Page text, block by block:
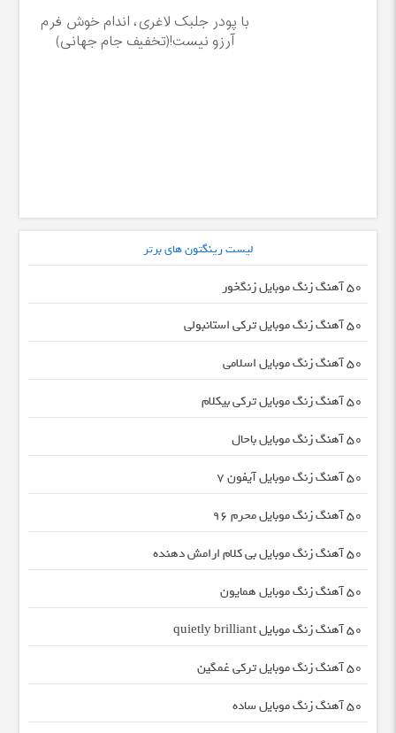
با پودر جلبک لاغری، اندام خوش فرم
آرزو نیست!(تخفیف جام جهانی)
لیست رینگتون های برتر
50 آهنگ زنگ موبایل زنگخور
50 آهنگ زنگ موبایل ترکی استانبولی
50 آهنگ زنگ موبایل اسلامی
50 آهنگ زنگ موبایل ترکی بیکلام
50 آهنگ زنگ موبایل باحال
50 آهنگ زنگ موبایل آیفون 7
50 آهنگ زنگ موبایل محرم ۹۶
50 آهنگ زنگ موبایل بی کلام ارامش دهنده
50 آهنگ زنگ موبایل همایون
50 آهنگ زنگ موبایل quietly brilliant
50 آهنگ زنگ موبایل ترکی غمگین
50 آهنگ زنگ موبایل ساده